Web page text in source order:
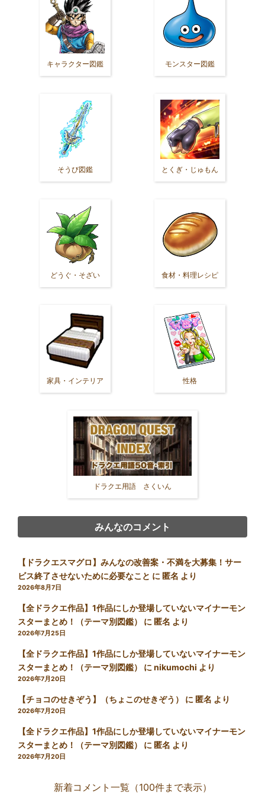
キャラクター図鑑 モンスター図鑑
そうび図鑑 とくぎ・じゅもん
どうぐ・そざい 食材・料理レシピ
家具・インテリア 性格
ドラクエ用語 さくいん
みんなのコメント
【ドラクエスマグロ】みんなの改善案・不満を大募集！サー
ビス終了させないために必要なこと に 匿名 より
2026年8月7日
【全ドラクエ作品】1作品にしか登場していないマイナーモン
スターまとめ！（テーマ別図鑑）
に 匿名 より
2026年7月25日
【全ドラクエ作品】1作品にしか登場していないマイナーモン
スターまとめ！（テーマ別図鑑）
に nikumochi より
2026年7月20日
【チョコのせきぞう】（ちょこのせきぞう） に 匿名 より
2026年7月20日
【全ドラクエ作品】1作品にしか登場していないマイナーモン
スターまとめ！（テーマ別図鑑）
に 匿名 より
2026年7月20日
新着コメント一覧（100件まで表示）